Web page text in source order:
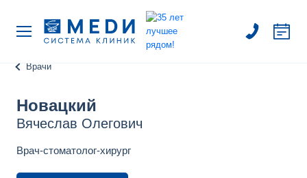
Врачи
Новацкий
Вячеслав Олегович
Врач-стоматолог-хирург